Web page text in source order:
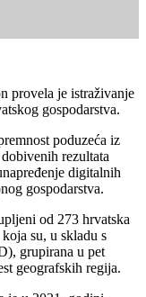
provela je istraživanje
gospodarstva.
poduzeća iz
rezultata
digitalnih
gospodarstva.
od 273 hrvatska
su, u skladu s
grupirana u pet
geografskih regija.